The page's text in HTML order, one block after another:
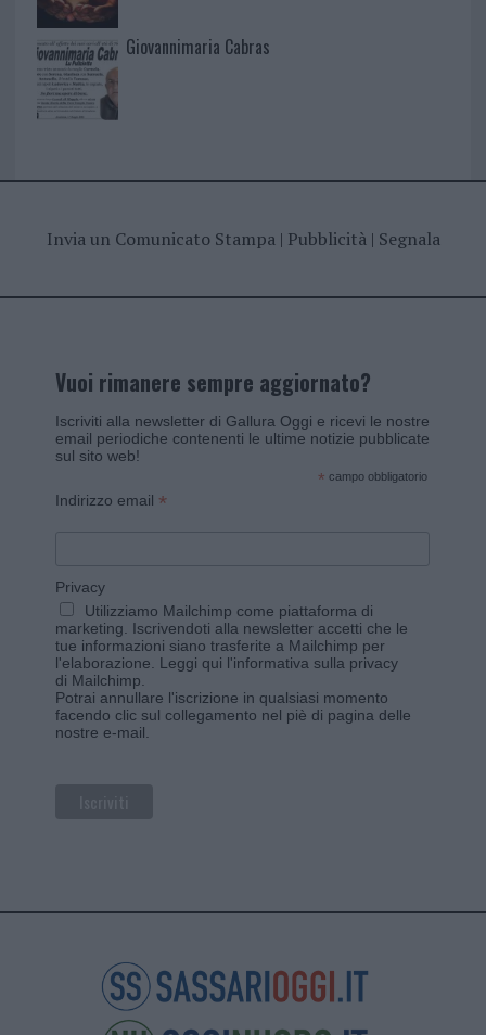
Giovannimaria Cabras
Invia un Comunicato Stampa| Pubblicità| Segnala
Vuoi rimanere sempre aggiornato?
Iscriviti alla newsletter di Gallura Oggi e ricevi le nostre
email periodiche contenenti le ultime notizie pubblicate
sul sito web!
* campo obbligatorio
Indirizzo email *
Privacy
Utilizziamo Mailchimp come piattaforma di
marketing. Iscrivendoti alla newsletter accetti che le
tue informazioni siano trasferite a Mailchimp per
l'elaborazione. Leggi qui l'informativa sulla privacy
di Mailchimp
Potrai annullare l'iscrizione in qualsiasi momento
facendo clic sul collegamento nel piè di pagina delle
nostre e-mail.